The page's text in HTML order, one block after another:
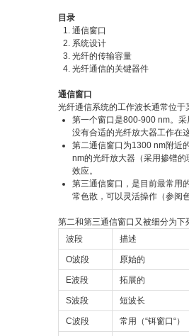
目录
通信窗口
系统设计
光纤的传输容量
光纤通信的关键器件
通信窗口
光纤通信系统的工作波长通常位于
第一个窗口是800-900 nm。
没有合适的光纤放大器工作在
第二通信窗口为1300 nm附近
nm的光纤放大器（采用掺镨
效应。
第三通信窗口，是目前最常用
常色散，可以灵活操作（参阅
第二和第三通信窗口又被细分为下
波段
描述
O波段 原始的
E波段 拓展的
S波段 短波长
C波段 常用（“铒窗口“）